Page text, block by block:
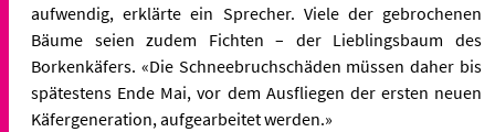
aufwendig, erklärte ein Sprecher. Viele der gebrochenen
Bäume seien zudem Fichten – der Lieblingsbaum des
Borkenkäfers. «Die Schneebruchschäden müssen daher bis
spätestens Ende Mai, vor dem Ausfliegen der ersten neuen
Käfergeneration, aufgearbeitet werden.»